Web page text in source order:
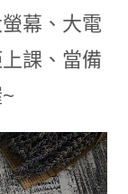
幕、大電
課、當備